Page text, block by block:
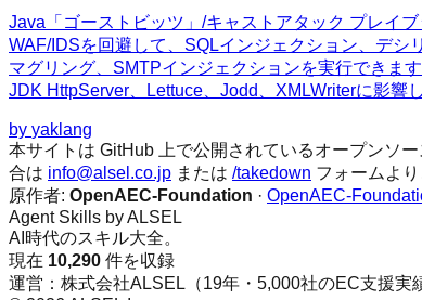
Java「ゴーストビッツ」/キャストアタック プレイ
WAF/IDSを回避して、SQLインジェクション、デ
マグリング、SMTPインジェクションを実行できま
JDK HttpServer、Lettuce、Jodd、XMLWriterに影響
by yaklang
本サイトは GitHub 上で公開されているオープンソ
合は info@alsel.co.jp または /takedown フォームより
原作者: OpenAEC-Foundation · OpenAEC-
Agent Skills by ALSEL
AI時代のスキル大全。
現在 10,290 件を収録
運営：株式会社ALSEL（19年・5,000社のEC支援実